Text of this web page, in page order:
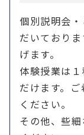
個別説明会
だいており
げます。
体験授業は
だけます。
ください。
その他、些